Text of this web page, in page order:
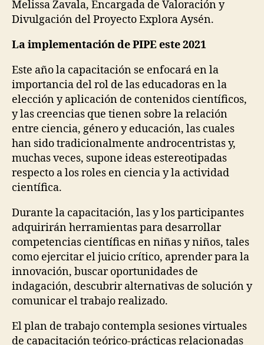
Melissa Zavala, Encargada de Valoración y
Divulgación del Proyecto Explora Aysén.
La implementación de PIPE este 2021
Este año la capacitación se enfocará en la
importancia del rol de las educadoras en la
elección y aplicación de contenidos científicos,
y las creencias que tienen sobre la relación
entre ciencia, género y educación, las cuales
han sido tradicionalmente androcentristas y,
muchas veces, supone ideas estereotipadas
respecto a los roles en ciencia y la actividad
científica.
Durante la capacitación, las y los participantes
adquirirán herramientas para desarrollar
competencias científicas en niñas y niños, tales
como ejercitar el juicio crítico, aprender para la
innovación, buscar oportunidades de
indagación, descubrir alternativas de solución y
comunicar el trabajo realizado.
El plan de trabajo contempla sesiones virtuales
de capacitación teórico-prácticas relacionadas